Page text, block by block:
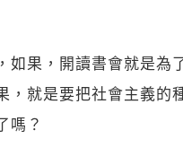
如果，開讀書會就是為
，就是要把社會主義的
嗎？